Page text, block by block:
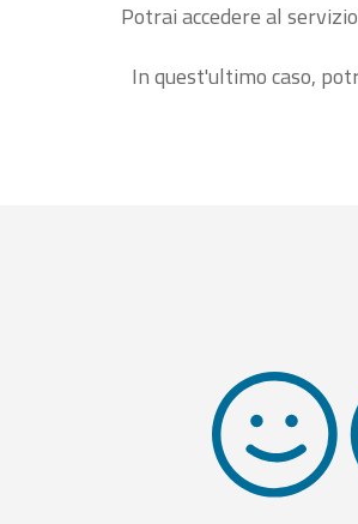
Potrai accedere al
In quest'ultimo caso,